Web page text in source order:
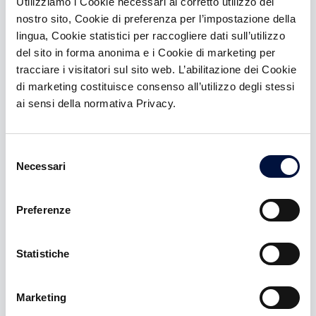
nostro sito, Cookie di preferenza per l’impostazione della
lingua, Cookie statistici per raccogliere dati sull’utilizzo
del sito in forma anonima e i Cookie di marketing per
tracciare i visitatori sul sito web. L’abilitazione dei Cookie
di marketing costituisce consenso all’utilizzo degli stessi
ai sensi della normativa Privacy.
delNecessari
Preferenze
Statistiche
Marketing
Roadshow
SAFE
sull’investimento (KIIS)
Società Target
Target di raccolta
Term-sheet